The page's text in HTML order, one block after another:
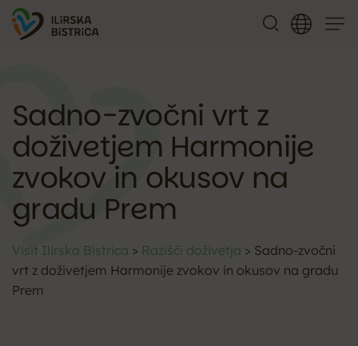
Sadno-zvočni vrt z
doživetjem Harmonije
zvokov in okusov na
gradu Prem
Visit Ilirska Bistrica > Razišči doživetja > Sadno-zvočni
vrt z doživetjem Harmonije zvokov in okusov na gradu
Prem